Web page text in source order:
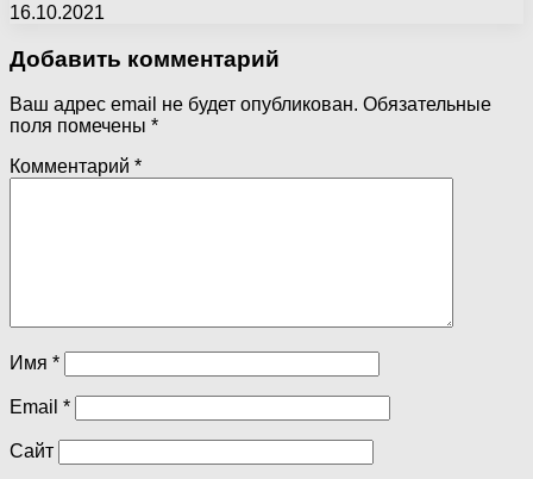
16.10.2021
Добавить комментарий
Ваш адрес email не будет опубликован. Обязательные
поля помечены *
Комментарий *
Имя *
Email *
Сайт